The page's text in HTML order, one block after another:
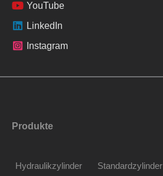
YouTube
LinkedIn
Instagram
Produkte
Hydraulikzylinder Standardzylinder